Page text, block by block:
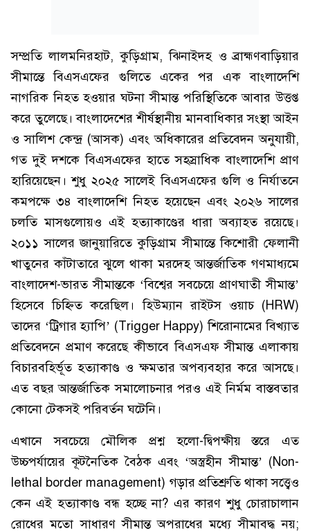
সম্প্রতি লালমনিরহাট, কুড়িগ্রাম, ঝিনাইদহ ও ব্রাহ্মণবাড়িয়ার
সীমান্তে বিএসএফের গুলিতে একের পর এক বাংলাদেশি
নাগরিক নিহত হওয়ার ঘটনা সীমান্ত পরিস্থিতিকে আবার উত্তপ্ত
করে তুলেছে। বাংলাদেশের শীর্ষস্থানীয় মানবাধিকার সংস্থা আইন
ও সালিশ কেন্দ্র (আসক) এবং অধিকারের প্রতিবেদন অনুযায়ী,
গত দুই দশকে বিএসএফের হাতে সহস্রাধিক বাংলাদেশি প্রাণ
হারিয়েছেন। শুধু ২০২৫ সালেই বিএসএফের গুলি ও নির্যাতনে
কমপক্ষে ৩৪ বাংলাদেশি নিহত হয়েছেন এবং ২০২৬ সালের
চলতি মাসগুলোয়ও এই হত্যাকাণ্ডের ধারা অব্যাহত রয়েছে।
২০১১ সালের জানুয়ারিতে কুড়িগ্রাম সীমান্তে কিশোরী ফেলানী
খাতুনের কাঁটাতারে ঝুলে থাকা মরদেহ আন্তর্জাতিক গণমাধ্যমে
বাংলাদেশ-ভারত সীমান্তকে ‘বিশ্বের সবচেয়ে প্রাণঘাতী সীমান্ত’
হিসেবে চিহ্নিত করেছিল। হিউম্যান রাইটস ওয়াচ (HRW)
তাদের ‘ট্রিগার হ্যাপি’ (Trigger Happy) শিরোনামের বিখ্যাত
প্রতিবেদনে প্রমাণ করেছে কীভাবে বিএসএফ সীমান্ত এলাকায়
বিচারবহির্ভূত হত্যাকাণ্ড ও ক্ষমতার অপব্যবহার করে আসছে।
এত বছর আন্তর্জাতিক সমালোচনার পরও এই নির্মম বাস্তবতার
কোনো টেকসই পরিবর্তন ঘটেনি।
এখানে সবচেয়ে মৌলিক প্রশ্ন হলো-দ্বিপক্ষীয় স্তরে এত
উচ্চপর্যায়ের কূটনৈতিক বৈঠক এবং ‘অস্ত্রহীন সীমান্ত’ (Non-
lethal border management) গড়ার প্রতিশ্রুতি থাকা সত্ত্বেও
কেন এই হত্যাকাণ্ড বন্ধ হচ্ছে না? এর কারণ শুধু চোরাচালান
রোধের মতো সাধারণ সীমান্ত অপরাধের মধ্যে সীমাবদ্ধ নয়;